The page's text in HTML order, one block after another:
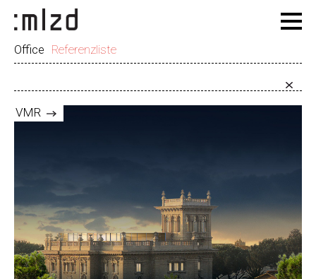
Office Referenzliste
VMR